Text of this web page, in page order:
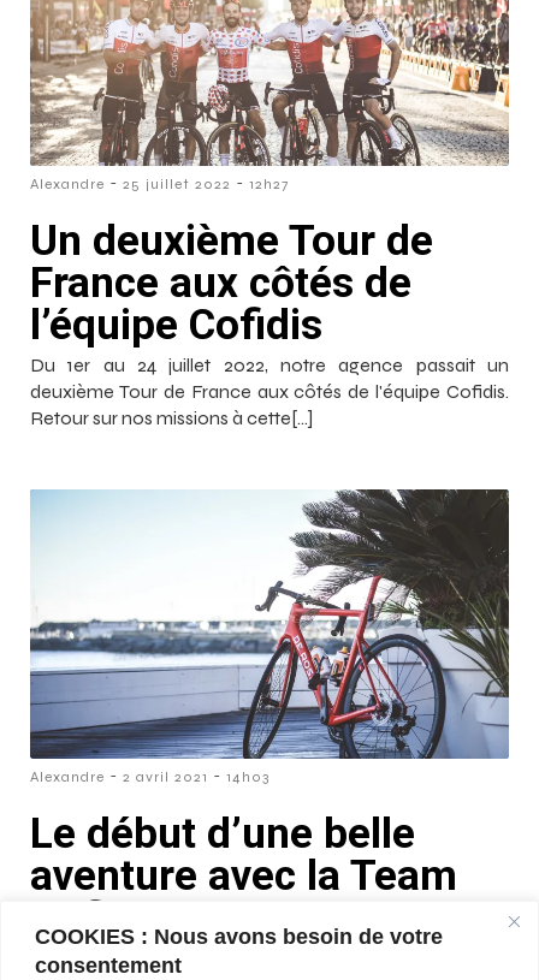
COOKIES : Nous avons besoin de votre
consentement
Alexandre - 25 juillet 2022 - 12h27
Un deuxième Tour de
France aux côtés de
l’équipe Cofidis
Du 1er au 24 juillet 2022, notre agence passait un
deuxième Tour de France aux côtés de l'équipe Cofidis.
Retour sur nos missions à cette[…]
Alexandre - 2 avril 2021 - 14h03
Le début d’une belle
aventure avec la Team
Cofidis
Depuis le début de l'année 2021, l'agence est aux côtés